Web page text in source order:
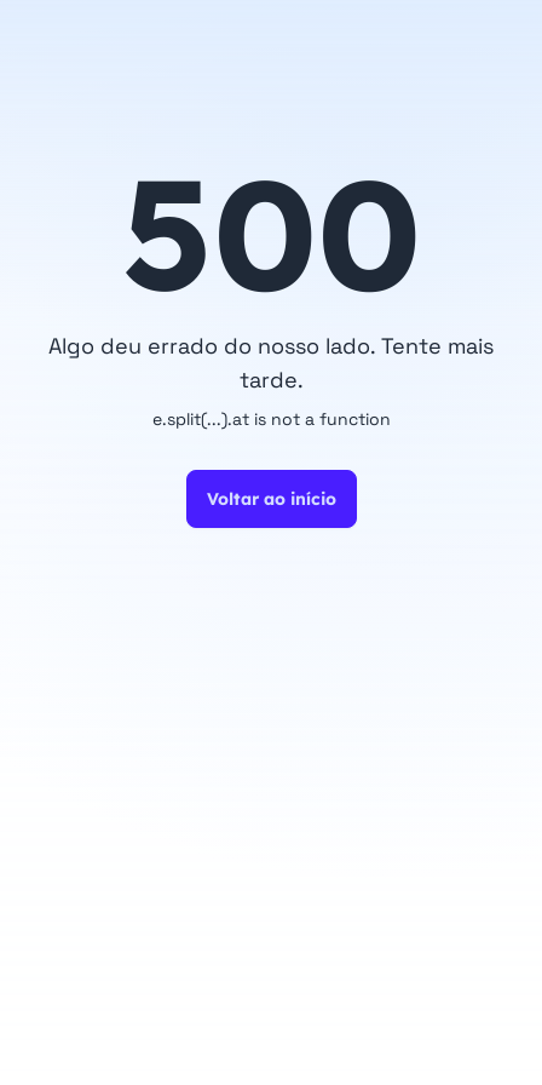
500
Algo deu errado do nosso lado. Tente mais
tarde.
e.split(...).at is not a function
Voltar ao início